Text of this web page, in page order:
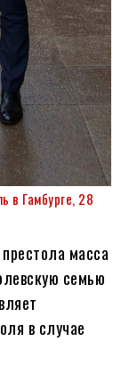
в Гамбурге, 28
масса
семью
в случае